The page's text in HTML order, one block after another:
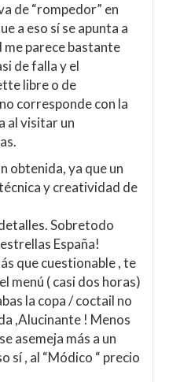
de “rompedor” en
a eso sí se apunta a
me parece bastante
de falla y el
libre o de
corresponde con la
al visitar un
obtenida, ya que un
y creatividad de
Sobretodo
España!
que cuestionable , te
menú ( casi dos horas)
la copa / coctail no
,Alucinante ! Menos
asemeja más a un
sí , al “Módico “ precio